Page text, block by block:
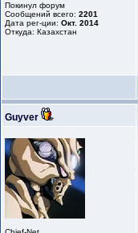
Покинул форум
Сообщений всего: 2201
Дата рег-ции: Окт. 2014
Откуда: Казахстан
Guyver